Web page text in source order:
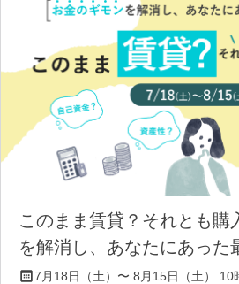
このまま賃貸？それとも購
を解消し、あなたにあった
7月18日（土）〜 8月15日（土） 10